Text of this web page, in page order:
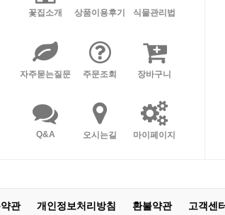
꽃집소개 상품이용후기 식물관리법
자주묻는질문 주문조회 장바구니
Q&A 오시는길 마이페이지
관 개인정보처리방침 환불약관 고객센